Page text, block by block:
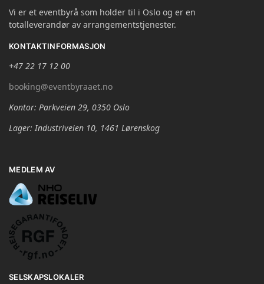
Vi er et eventbyrå som holder til i Oslo og er en
totalleverandør av arrangementstjenester.
KONTAKTINFORMASJON
+47 22 17 12 00
booking@eventbyraaet.no
Kontor: Parkveien 29, 0350 Oslo
Lager: Industriveien 10, 1461 Lørenskog
MEDLEM AV
SELSKAPSLOKALER